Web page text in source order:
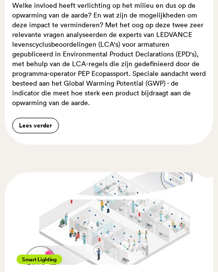
Welke invloed heeft verlichting op het milieu en dus op de
opwarming van de aarde? En wat zijn de mogelijkheden om
deze impact te verminderen? Met het oog op deze twee zeer
relevante vragen analyseerden de experts van LEDVANCE
levenscyclusbeoordelingen (LCA's) voor armaturen
gepubliceerd in Environmental Product Declarations (EPD's),
met behulp van de LCA-regels die zijn gedefinieerd door de
programma-operator PEP Ecopassport. Speciale aandacht werd
besteed aan het Global Warming Potential (GWP) - de
indicator die meet hoe sterk een product bijdraagt aan de
opwarming van de aarde.
Lees verder
Smart Lighting